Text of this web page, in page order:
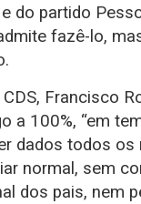
do partido
fazê-lo,
CDS, Francisco
a 100%, “em
dados todos
normal, sem
dos pais, nem